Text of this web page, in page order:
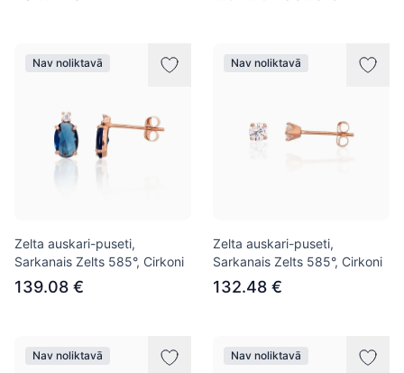
Nav noliktavā
Zelta auskari-puseti,
Sarkanais Zelts 585°, Cirkoni
139.08 €
Nav noliktavā
Zelta auskari-puseti,
Sarkanais Zelts 585°, Cirkoni
132.48 €
Nav noliktavā Nav noliktavā